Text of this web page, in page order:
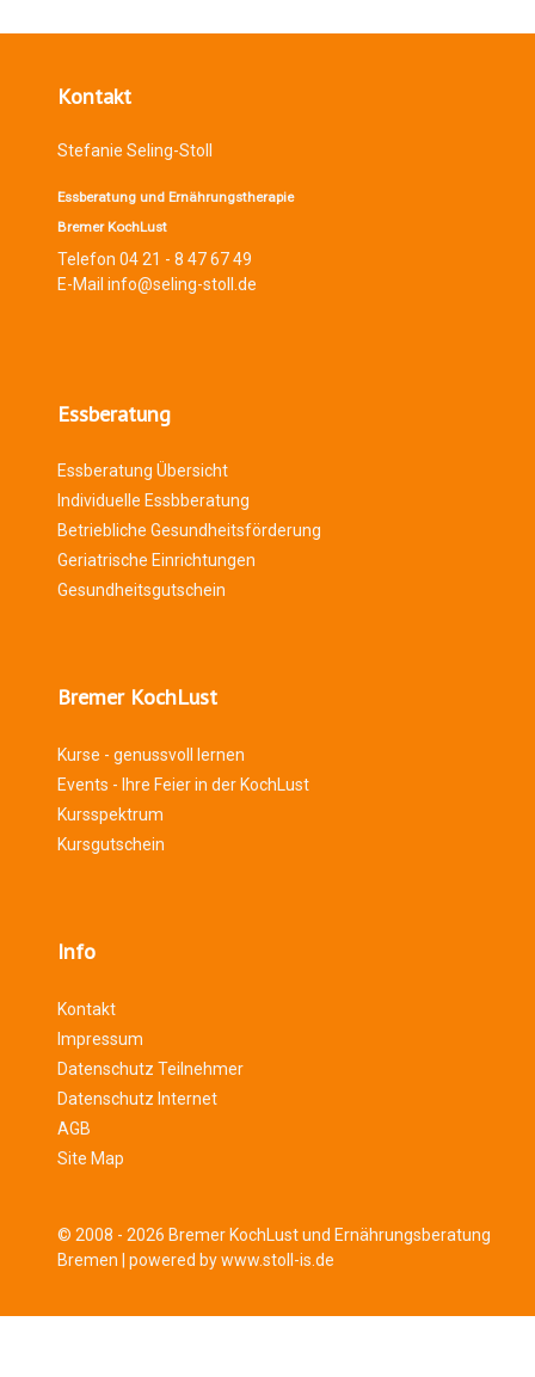
Kontakt
Stefanie Seling-Stoll
Essberatung und Ernährungstherapie
Bremer KochLust
Telefon 04 21 - 8 47 67 49
E-Mail info@seling-stoll.de
Essberatung
Essberatung Übersicht
Individuelle Essbberatung
Betriebliche Gesundheitsförderung
Geriatrische Einrichtungen
Gesundheitsgutschein
Bremer KochLust
Kurse - genussvoll lernen
Events - Ihre Feier in der KochLust
Kursspektrum
Kursgutschein
Info
Kontakt
Impressum
Datenschutz Teilnehmer
Datenschutz Internet
AGB
Site Map
© 2008 - 2026 Bremer KochLust und Ernährungsberatung
Bremen | powered by www.stoll-is.de